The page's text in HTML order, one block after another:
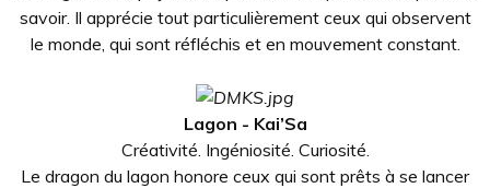
savoir. Il apprécie tout particulièrement ceux qui observent
le monde, qui sont réfléchis et en mouvement constant.
Lagon - Kai’Sa
Créativité. Ingéniosité. Curiosité.
Le dragon du lagon honore ceux qui sont prêts à se lancer